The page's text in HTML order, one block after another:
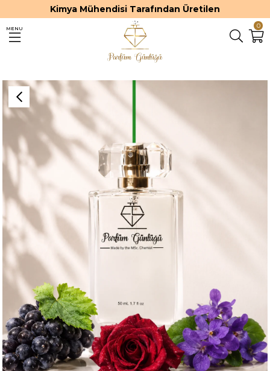
Kimya Mühendisi Tarafından Üretilen
0
MENU